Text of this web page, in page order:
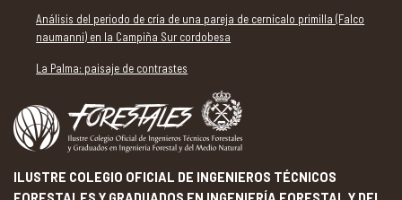
Análisis del periodo de cría de una pareja de cernícalo primilla (Falco
naumanni) en la Campiña Sur cordobesa
La Palma: paisaje de contrastes
ILUSTRE COLEGIO OFICIAL DE INGENIEROS TÉCNICOS